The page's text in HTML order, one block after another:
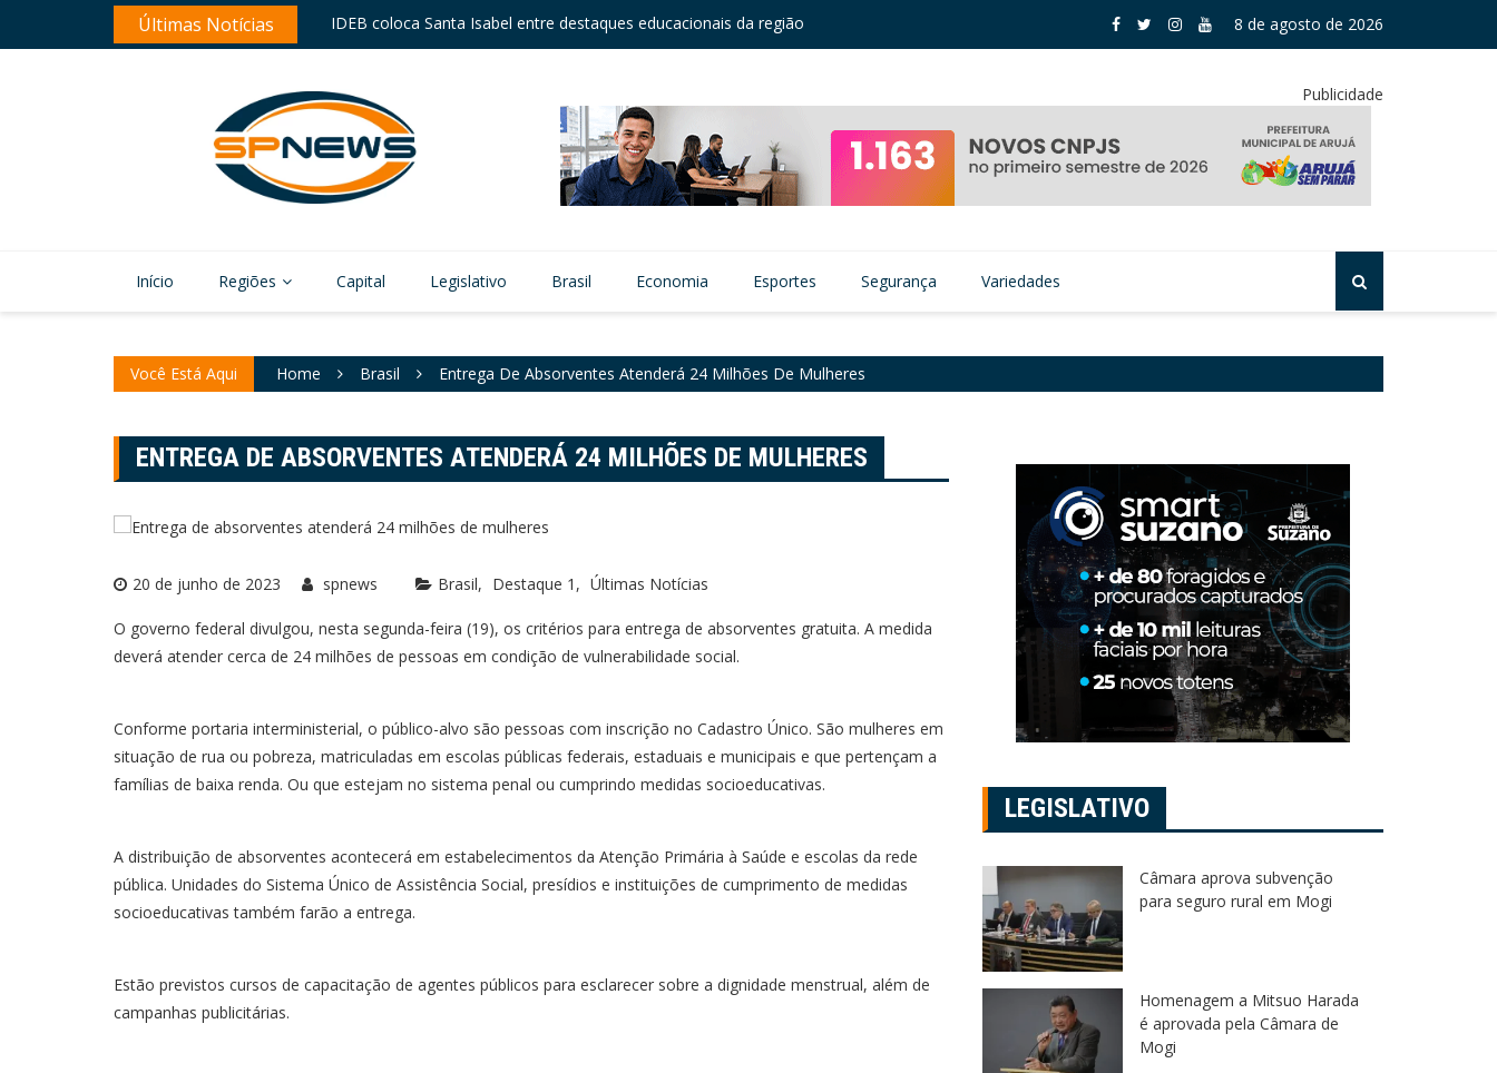
Últimas Notícias
Ferraz revitaliza sinalização viária no Núcleo Itaim
Câmara aprova subvenção para seguro rural em Mogi
8 de agosto de 2026
Publicidade
Início Regiões Capital Legislativo Brasil Economia Esportes Segurança Variedades
Você Está Aqui Home Brasil Entrega De Absorventes Atenderá 24 Milhões De Mulheres
ENTREGA DE ABSORVENTES ATENDERÁ 24 MILHÕES DE MULHERES
20 de junho de 2023 spnews Brasil Destaque 1 Últimas Notícias
O governo federal divulgou, nesta segunda-feira (19), os critérios para entrega de absorventes gratuita. A medida
deverá atender cerca de 24 milhões de pessoas em condição de vulnerabilidade social.
Conforme portaria interministerial, o público-alvo são pessoas com inscrição no Cadastro Único. São mulheres em
situação de rua ou pobreza, matriculadas em escolas públicas federais, estaduais e municipais e que pertençam a
famílias de baixa renda. Ou que estejam no sistema penal ou cumprindo medidas socioeducativas.
A distribuição de absorventes acontecerá em estabelecimentos da Atenção Primária à Saúde e escolas da rede
pública. Unidades do Sistema Único de Assistência Social, presídios e instituições de cumprimento de medidas
socioeducativas também farão a entrega.
Estão previstos cursos de capacitação de agentes públicos para esclarecer sobre a dignidade menstrual, além de
campanhas publicitárias.
LEGISLATIVO
Câmara aprova subvenção
para seguro rural em Mogi
Homenagem a Mitsuo Harada
é aprovada pela Câmara de
Mogi